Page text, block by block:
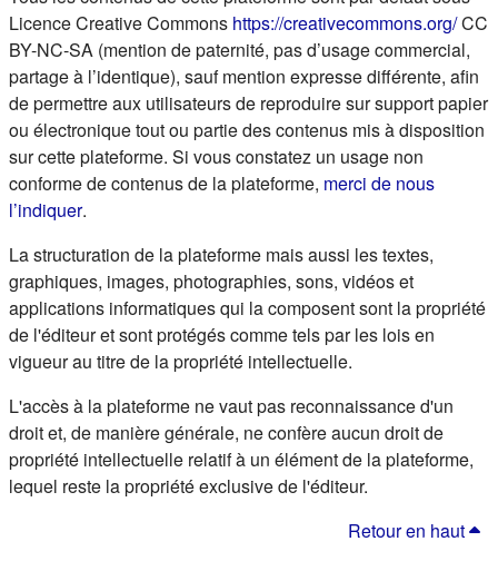
Licence Creative Commons https://creativecommons.org/CC
BY-NC-SA (mention de paternité, pas d’usage commercial,
partage à l’identique), sauf mention expresse différente, afin
de permettre aux utilisateurs de reproduire sur support papier
ou électronique tout ou partie des contenus mis à disposition
sur cette plateforme. Si vous constatez un usage non
conforme de contenus de la plateforme, merci de nous
l’indiquer(s'ouvre dans un nouvel onglet)
.
La structuration de la plateforme mais aussi les textes,
graphiques, images, photographies, sons, vidéos et
applications informatiques qui la composent sont la propriété
de l'éditeur et sont protégés comme tels par les lois en
vigueur au titre de la propriété intellectuelle.
L'accès à la plateforme ne vaut pas reconnaissance d'un
droit et, de manière générale, ne confère aucun droit de
propriété intellectuelle relatif à un élément de la plateforme,
lequel reste la propriété exclusive de l'éditeur.
Retour en haut